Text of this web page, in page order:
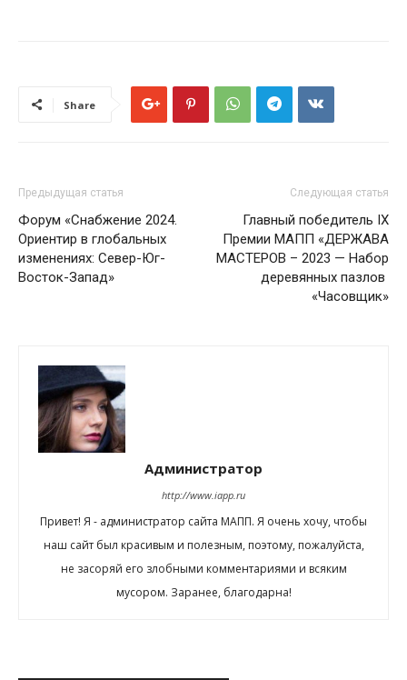
Share
Предыдущая статья
Форум «Снабжение 2024.
Ориентир в глобальных
изменениях: Север-Юг-
Восток-Запад»
Следующая статья
Главный победитель IX
Премии МАПП «ДЕРЖАВА
МАСТЕРОВ – 2023 — Набор
деревянных пазлов
«Часовщик»
Администратор
http://www.iapp.ru
Привет! Я - администратор сайта МАПП. Я очень хочу, чтобы
наш сайт был красивым и полезным, поэтому, пожалуйста,
не засоряй его злобными комментариями и всяким
мусором. Заранее, благодарна!